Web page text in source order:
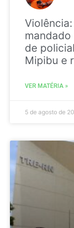
de
Mipibu e
VER MATÉRIA »
5 de agosto de